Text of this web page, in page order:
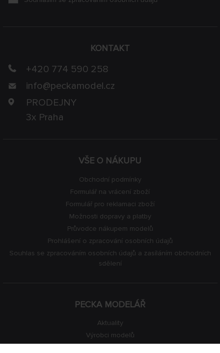
VŠE O NÁKUPU
Obchodní podmínky
Formulář na vrácení zboží
Formulář pro reklamaci zboží
Možnosti dopravy a platby
Průvodce nákupem modelů
Prohlášení o zpracování osobních údajů
Souhlas se zpracováním osobních údajů a zasíláním obchodních
sdělení
PECKA MODELÁŘ
Aktuality
Výrobci modelů
KONTAKT
+420 774 590 258
info@peckamodel.cz
PRODEJNY
3x Praha